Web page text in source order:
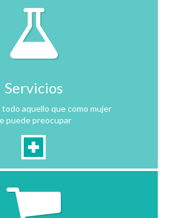
Servicios
aquello que como mujer
puede preocupar